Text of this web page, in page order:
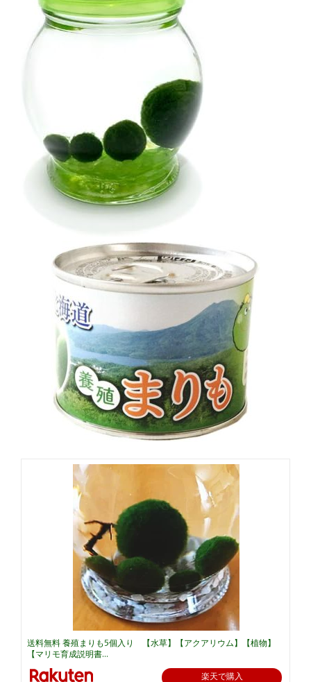
送料無料 養殖まりも5個入り 【水草】【アクアリウム】【植物】
【マリモ育成説明書...
楽天で購入